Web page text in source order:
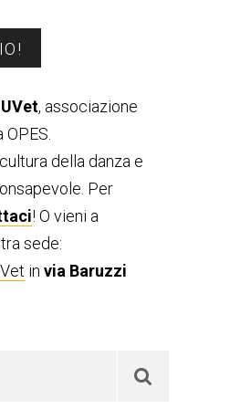
, associazione
della danza e
Per
! O vieni a
sede:
in via Baruzzi